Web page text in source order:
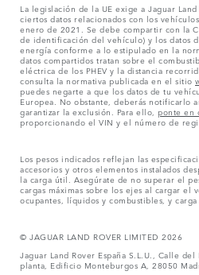
La legislación de la UE exige a Jaguar
ciertos datos relacionados con los
enero de 2021. Se debe compartir con la
de identificación del vehículo) y los datos
energía conforme a lo estipulado en la
datos compartidos tratan sobre el
eléctrica de los PHEV y la distancia
consulta la normativa publicada en el sitio
puedes negarte a que los datos de tu
Europea. No obstante, deberás notificarlo
garantizar la exclusión. Para ello, ponte en
proporcionando el VIN y el número de
Los pesos indicados reflejan las
accesorios y otros elementos instalados
la carga útil. Asegúrate de no superar el
cargas máximas sobre los ejes al cargar el
ocupantes, líquidos y combustibles, y carga
© JAGUAR LAND ROVER LIMITED 2026
Jaguar Land Rover España S.L.U., Calle
planta, Edificio Monteburgos A, 28050